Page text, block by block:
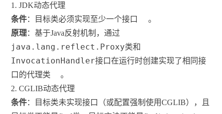
1. JDK动态代理
条件：目标类必须实现至少一个接口
。
原理：基于Java反射机制，通过
java.lang.reflect.Proxy类和
InvocationHandler接口在运行时创建实现了相同接
口的代理类
。
2. CGLIB动态代理
条件：目标类未实现接口（或配置强制使用CGLIB），且